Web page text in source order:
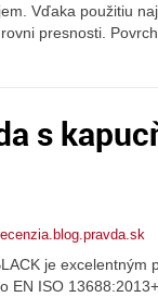
Vďaka použitiu
presnosti.
s
je excelentným
EN ISO